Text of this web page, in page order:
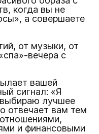
когда вы не
а совершаете
от музыки, от
вечера с
вашей
сигнал: «Я
лучшее
отвечает вам тем
и финансовыми